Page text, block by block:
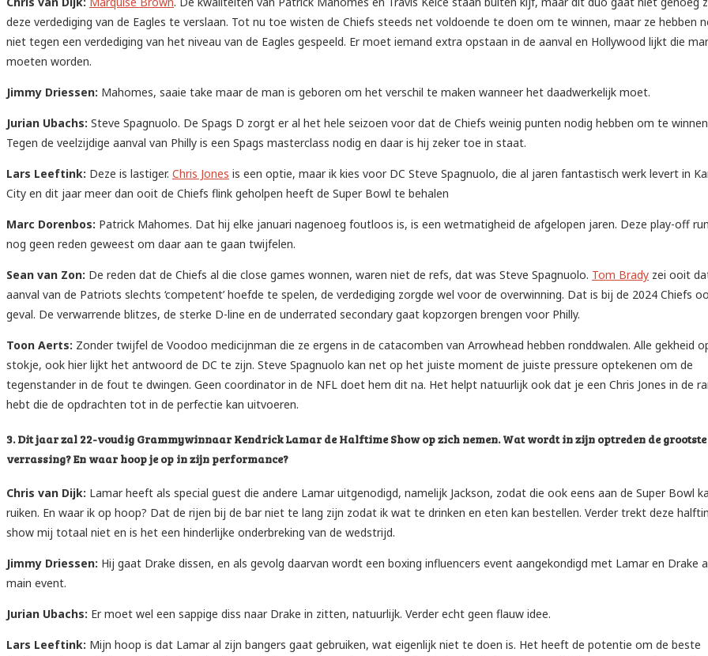
deze verdediging van de Eagles te verslaan. Tot nu toe wisten de Chiefs steeds net voldoende te doen om te winnen, maar ze hebben
niet tegen een verdediging van het niveau van de Eagles gespeeld. Er moet iemand extra opstaan in de aanval en Hollywood lijkt die
moeten worden.
Jimmy Driessen: Mahomes, saaie take maar de man is geboren om het verschil te maken wanneer het daadwerkelijk moet.
Jurian Ubachs: Steve Spagnuolo. De Spags D zorgt er al het hele seizoen voor dat de Chiefs weinig punten nodig hebben om te
Tegen de veelzijdige aanval van Philly is een Spags masterclass nodig en daar is hij zeker toe in staat.
Lars Leeftink: Deze is lastiger. Chris Jones is een optie, maar ik kies voor DC Steve Spagnuolo, die al jaren fantastisch werk levert in
City en dit jaar meer dan ooit de Chiefs flink geholpen heeft de Super Bowl te behalen
Marc Dorenbos: Patrick Mahomes. Dat hij elke januari nagenoeg foutloos is, is een wetmatigheid de afgelopen jaren. Deze play-off
nog geen reden geweest om daar aan te gaan twijfelen.
Sean van Zon: De reden dat de Chiefs al die close games wonnen, waren niet de refs, dat was Steve Spagnuolo. Tom Brady zei ooit
aanval van de Patriots slechts ‘competent’ hoefde te spelen, de verdediging zorgde wel voor de overwinning. Dat is bij de 2024 Chiefs
geval. De verwarrende blitzes, de sterke D-line en de underrated secondary gaat kopzorgen brengen voor Philly.
Toon Aerts: Zonder twijfel de Voodoo medicijnman die ze ergens in de catacomben van Arrowhead hebben ronddwalen. Alle gekheid
stokje, ook hier lijkt het antwoord de DC te zijn. Steve Spagnuolo kan net op het juiste moment de juiste pressure optekenen om de
tegenstander in de fout te dwingen. Geen coordinator in de NFL doet hem dit na. Het helpt natuurlijk ook dat je een Chris Jones in de
hebt die de opdrachten tot in de perfectie kan uitvoeren.
3. Dit jaar zal 22-voudig Grammywinnaar Kendrick Lamar de Halftime Show op zich nemen. Wat wordt in zijn optreden de grootste
verrassing? En waar hoop je op in zijn performance?
Chris van Dijk: Lamar heeft als special guest die andere Lamar uitgenodigd, namelijk Jackson, zodat die ook eens aan de Super Bowl
ruiken. En waar ik op hoop? Dat de rijen bij de bar niet te lang zijn zodat ik wat te drinken en eten kan bestellen. Verder trekt deze
show mij totaal niet en is het een hinderlijke onderbreking van de wedstrijd.
Jimmy Driessen: Hij gaat Drake dissen, en als gevolg daarvan wordt een boxing influencers event aangekondigd met Lamar en Drake
main event.
Jurian Ubachs: Er moet wel een sappige diss naar Drake in zitten, natuurlijk. Verder echt geen flauw idee.
Lars Leeftink: Mijn hoop is dat Lamar al zijn bangers gaat gebruiken, wat eigenlijk niet te doen is. Het heeft de potentie om de beste